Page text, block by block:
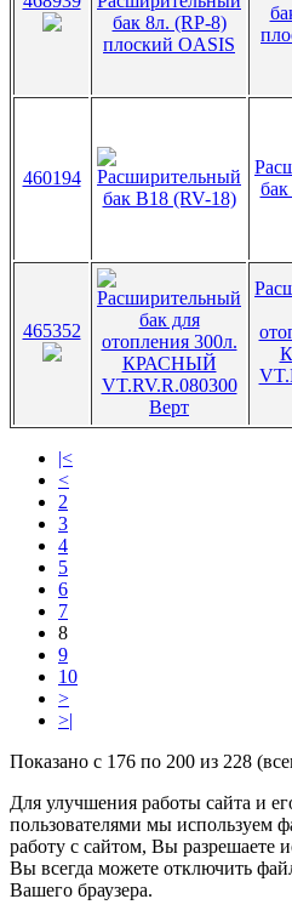
460194
465352
|<
<
2
3
4
5
6
7
8
9
10
>
>|
Показано с 176 по 200 из 228
Для улучшения работы сайта и
пользователями мы используем
работу с сайтом, Вы разрешаете
Вы всегда можете отключить
Вашего браузера.